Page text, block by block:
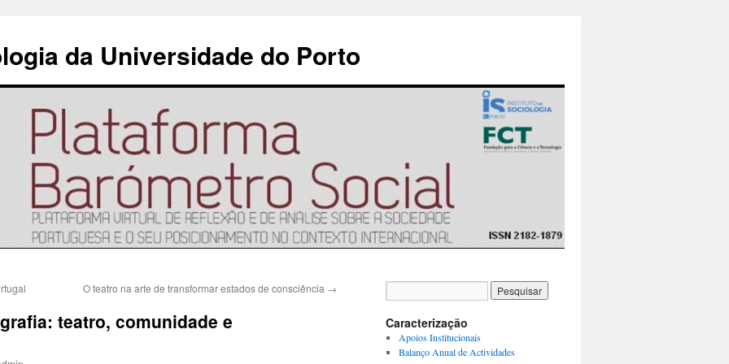
da Universidade do Porto
O teatro na arte de transformar estados de consciência →
teatro, comunidade e
Caracterização
Apoios Institucionais
Balanço Anual de Actividades